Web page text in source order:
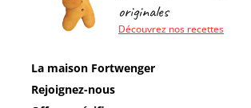
originales
Découvrez nos recettes
La maison Fortwenger
Rejoignez-nous